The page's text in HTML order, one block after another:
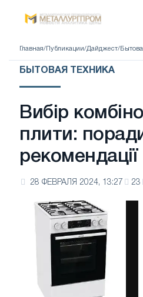
Главная/ Публикации/Дайджест/
БЫТОВАЯ ТЕХНИКА
Вибір
плити:
рекомендації
28 ФЕВРАЛЯ 2024, 13:27 23